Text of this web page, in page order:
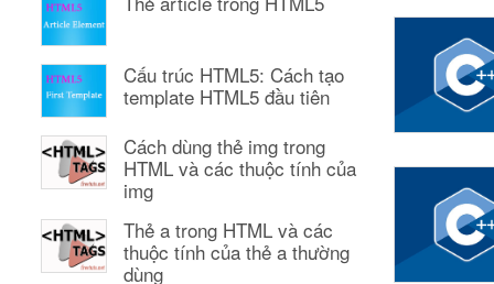
Cấu trúc HTML5: Cách tạo
template HTML5 đầu tiên
Cách dùng thẻ img trong
HTML và các thuộc tính của
img
Thẻ a trong HTML và các
thuộc tính của thẻ a thường
dùng